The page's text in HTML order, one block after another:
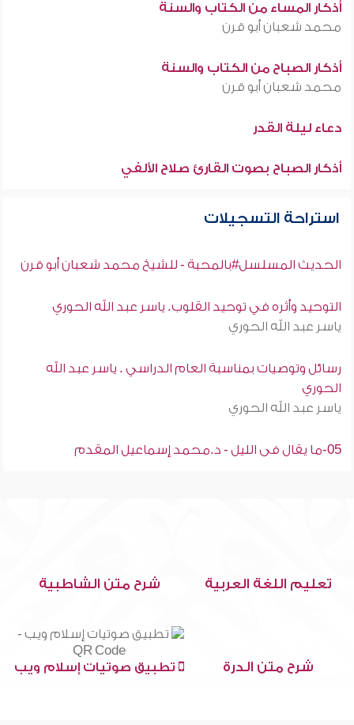
أذكار المساء من الكتاب والسنة
محمد شعبان أبو قرن
أذكار الصباح من الكتاب والسنة
محمد شعبان أبو قرن
دعاء ليلة القدر
أذكار الصباح بصوت القارئ صلاح الألفي
استراحة التسجيلات
الحديث المسلسل#بالمحبة - للشيخ محمد شعبان أبو قرن
التوحيد وأثره في توحيد القلوب. ياسر عبد الله الحوري
ياسر عبد الله الحوري
رسائل وتوصيات بمناسبة العام الدراسي . ياسر عبد الله
الحوري
ياسر عبد الله الحوري
05-ما يقال فى الليل - د.محمد إسماعيل المقدم
تعليم اللغة العربية شرح متن الشاطبية
شرح متن الدرة تطبيق صوتيات إسلام ويب